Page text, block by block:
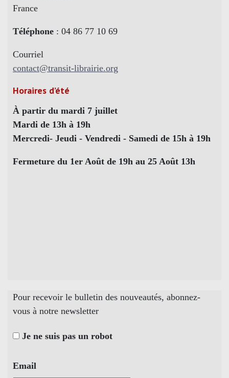
France
Téléphone : 04 86 77 10 69
Courriel
contact@transit-librairie.org
Horaires d’été
À partir du mardi 7 juillet
Mardi de 13h à 19h
Mercredi- Jeudi - Vendredi - Samedi de 15h à 19h
Fermeture du 1er Août de 19h au 25 Août 13h
Pour recevoir le bulletin des nouveautés, abonnez-
vous à notre newsletter
Je ne suis pas un robot
Email